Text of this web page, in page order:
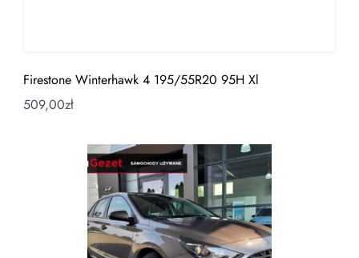
Firestone Winterhawk 4 195/55R20 95H Xl
509,00zł